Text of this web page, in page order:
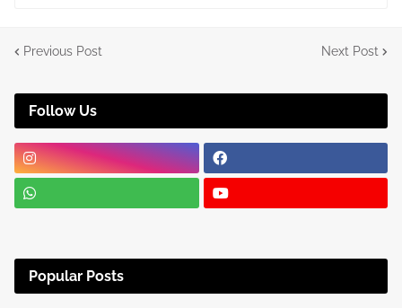
Previous Post Next Post
Follow Us
Popular Posts